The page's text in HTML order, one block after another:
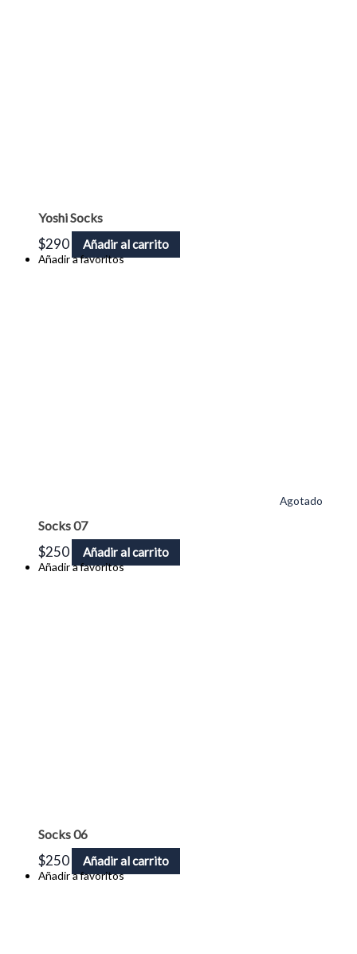
Yoshi Socks
$290 Añadir al carrito
Añadir a favoritos
Agotado
Socks 07
$250 Añadir al carrito
Añadir a favoritos
Socks 06
$250 Añadir al carrito
Añadir a favoritos